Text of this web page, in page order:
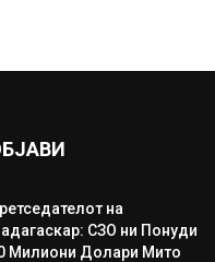
на
СЗО ни Понуди
Милиони Долари Мито